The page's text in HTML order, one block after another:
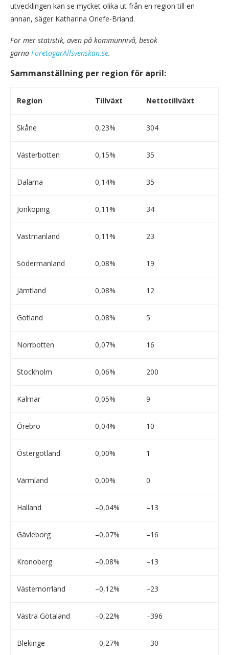
utvecklingen kan se mycket olika ut från en region till en
annan, säger Katharina Oriefe-Briand.
För mer statistik, även på kommunnivå, besök
gärna FöretagarAllsvenskan.se.
Sammanställning per region för april:
Region Tillväxt Nettotillväxt
Skåne 0,23% 304
Västerbotten 0,15% 35
Dalarna 0,14% 35
Jönköping 0,11% 34
Västmanland 0,11% 23
Södermanland 0,08% 19
Jämtland 0,08% 12
Gotland 0,08% 5
Norrbotten 0,07% 16
Stockholm 0,06% 200
Kalmar 0,05% 9
Örebro 0,04% 10
Östergötland 0,00% 1
Värmland 0,00% 0
Halland –0,04% –13
Gävleborg –0,07% –16
Kronoberg –0,08% –13
Västernorrland –0,12% –23
Västra Götaland –0,22% –396
Blekinge –0,27% –30